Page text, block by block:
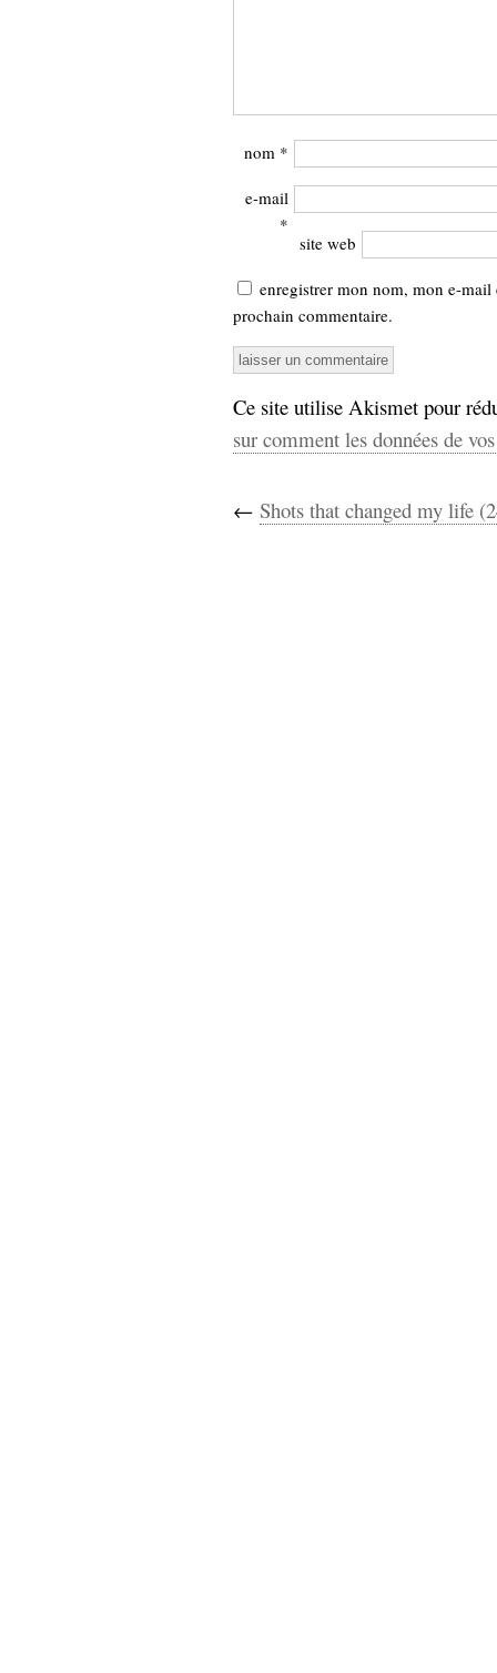
nom *
e-mail
*
site web
enregistrer mon nom, mon e-
prochain commentaire.
Ce site utilise Akismet pour
sur comment les données de
← Shots that changed my life